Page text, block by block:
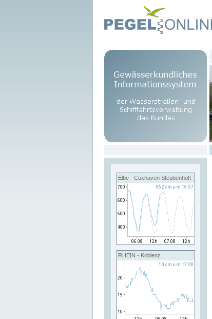
Elbe - Cuxhaven Steubenhöft
RHEIN - Koblenz